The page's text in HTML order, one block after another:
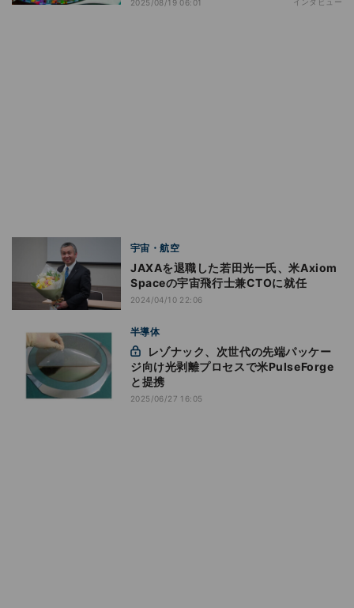
2025/08/19 06:01
宇宙・航空
JAXAを退職した若田光一氏、米Axiom
Spaceの宇宙飛行士兼CTOに就任
2024/04/10 22:06
半導体
ジ向け光剥離プロセスで米PulseForge
と提携
2025/06/27 16:05